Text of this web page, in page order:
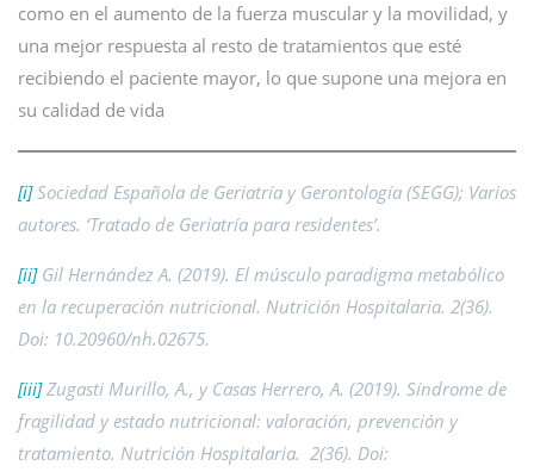
como en el aumento de la fuerza muscular y la movilidad, y
una mejor respuesta al resto de tratamientos que esté
recibiendo el paciente mayor, lo que supone una mejora en
su calidad de vida
[i]Sociedad Española de Geriatría y Gerontología (SEGG); Varios
autores. ‘Tratado de Geriatría para residentes’.
[ii]Gil Hernández A. (2019). El músculo paradigma metabólico
en la recuperación nutricional. Nutrición Hospitalaria. 2(36).
Doi: 10.20960/nh.02675.
[iii]Zugasti Murillo, A., y Casas Herrero, A. (2019). Síndrome de
fragilidad y estado nutricional: valoración, prevención y
tratamiento. Nutrición Hospitalaria. 2(36). Doi: